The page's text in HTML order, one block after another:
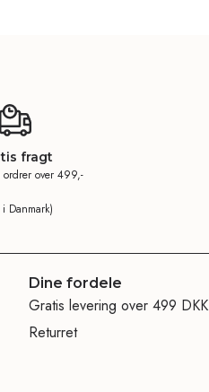
fragt
over 499,-
Danmark)
Dine fordele
Gratis levering over 499 DKK
Returret